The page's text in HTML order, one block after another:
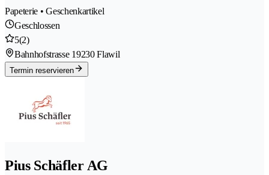
Papeterie • Geschenkartikel
Geschlossen
5(2)
Bahnhofstrasse 19230 Flawil
Termin reservieren
Pius Schäfler AG